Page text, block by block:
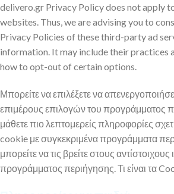
delivero.gr Privacy Policy does not apply
websites. Thus, we are advising you to
Privacy Policies of these third-party ad
information. It may include their practices
how to opt-out of certain options.
Μπορείτε να επιλέξετε να
επιμέρους επιλογών του προγράμματος
μάθετε πιο λεπτομερείς πληροφορίες
cookie με συγκεκριμένα προγράμματα
μπορείτε να τις βρείτε στους
προγράμματος περιήγησης. Τι είναι τα